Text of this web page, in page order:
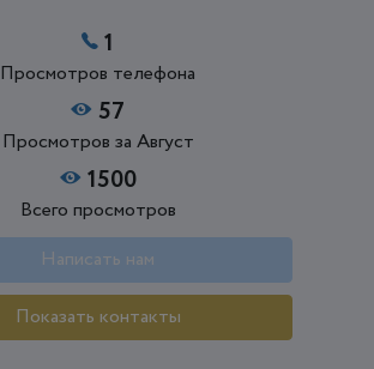
1
Просмотров телефона
57
Просмотров за Август
1500
Всего просмотров
Написать нам
Показать контакты